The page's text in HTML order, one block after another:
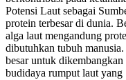
Potensi Laut sebagai
protein terbesar di dunia.
alga laut mengandung
dibutuhkan tubuh
besar untuk
budidaya rumput laut yang